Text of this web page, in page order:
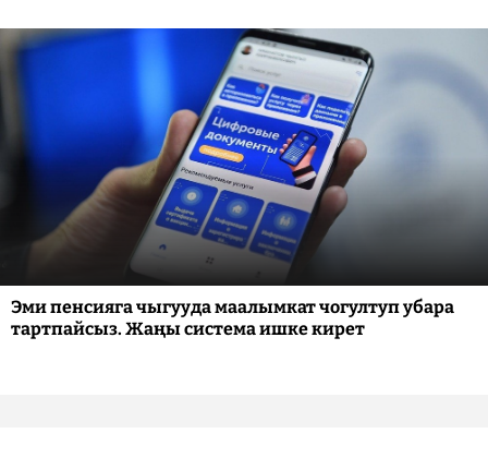
Эми пенсияга чыгууда маалымкат чогултуп убара
тартпайсыз. Жаңы система ишке кирет